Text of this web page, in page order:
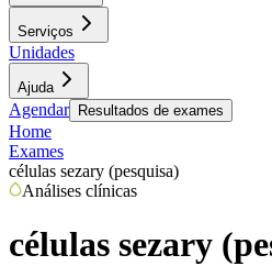
Serviços
Unidades
Ajuda
Agendar Resultados de exames
Home
Exames
células sezary (pesquisa)
Análises clínicas
células sezary